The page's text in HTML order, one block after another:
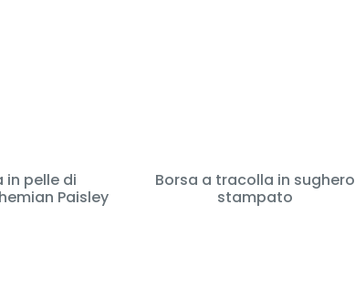
in pelle di
Paisley
Borsa a tracolla in sughero
stampato